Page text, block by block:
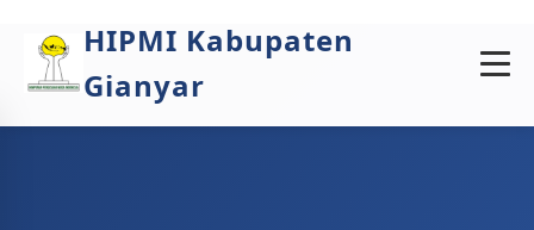
HIPMI Kabupaten
Gianyar